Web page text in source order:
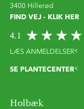
3400 Hillerød
FIND VEJ - KLIK HER
4.1
LÆS ANMELDELSER
SE PLANTECENTER
Holbæk